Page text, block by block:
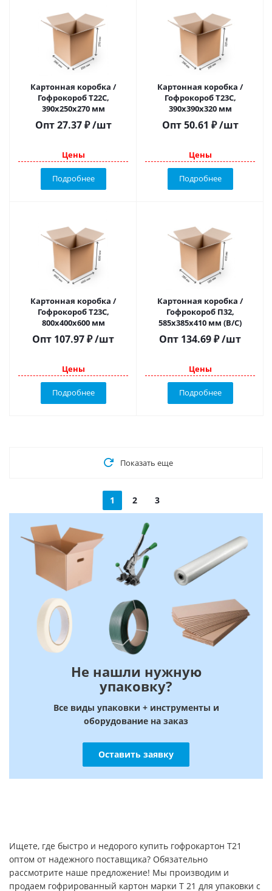
Картонная коробка /
Гофрокороб Т22C,
390х250х270 мм
Опт27.37 ₽ /шт
Цены
Подробнее
Картонная коробка /
Гофрокороб Т23С,
390х390х320 мм
Опт50.61 ₽ /шт
Цены
Подробнее
Картонная коробка /
Гофрокороб Т23С,
800х400х600 мм
Опт 107.97₽/шт
Цены
Подробнее
Картонная коробка /
Гофрокороб П32,
585х385х410 мм (В/С)
Опт 134.69₽/шт
Цены
Подробнее
Показать еще
1 2 3
Не нашли нужную
упаковку?
Все виды упаковки + инструменты и
оборудование на заказ
Оставить заявку
Ищете, где быстро и недорого купить гофрокартон Т21
оптом от надежного поставщика? Обязательно
рассмотрите наше предложение! Мы производим и
продаем гофрированный картон марки Т 21 для упаковки с